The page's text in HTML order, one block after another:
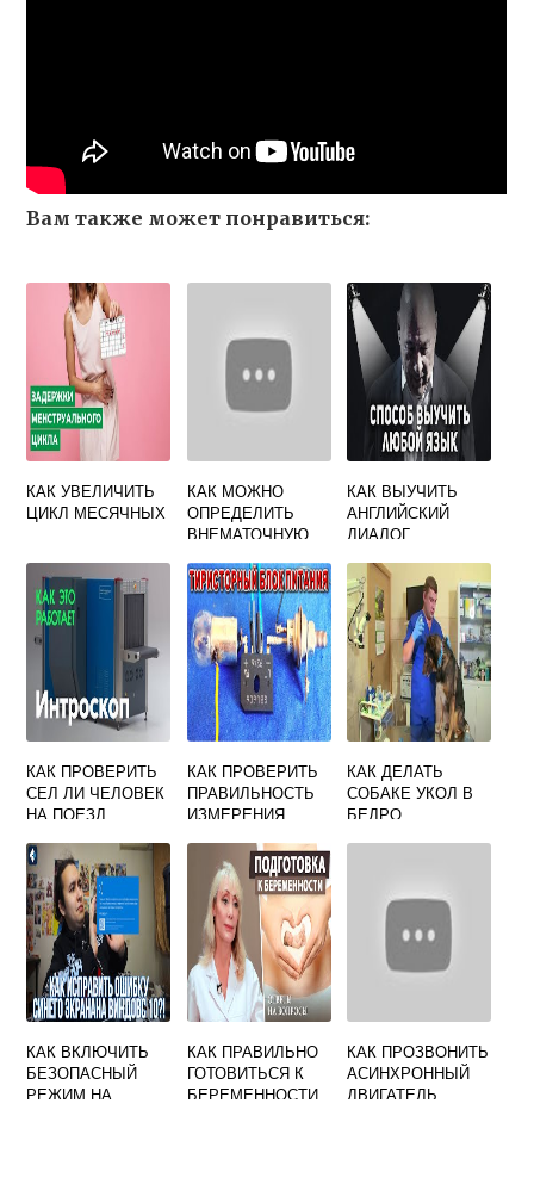
Вам также может понравиться:
КАК УВЕЛИЧИТЬ
ЦИКЛ МЕСЯЧНЫХ
КАК МОЖНО
ОПРЕДЕЛИТЬ
ВНЕМАТОЧНУЮ
КАК ВЫУЧИТЬ
АНГЛИЙСКИЙ
ДИАЛОГ
КАК ПРОВЕРИТЬ
СЕЛ ЛИ ЧЕЛОВЕК
НА ПОЕЗД
КАК ПРОВЕРИТЬ
ПРАВИЛЬНОСТЬ
ИЗМЕРЕНИЯ
НАПРЯЖЕНИЯ
ЦЕПИ
ИСПОЛЬЗУЯ
ЗАКОНЫ
ЭЛЕКТРОТЕХНИК
И
КАК ДЕЛАТЬ
СОБАКЕ УКОЛ В
БЕДРО
КАК ВКЛЮЧИТЬ
БЕЗОПАСНЫЙ
РЕЖИМ НА
КАК ПРАВИЛЬНО
ГОТОВИТЬСЯ К
БЕРЕМЕННОСТИ
КАК ПРОЗВОНИТЬ
АСИНХРОННЫЙ
ДВИГАТЕЛЬ